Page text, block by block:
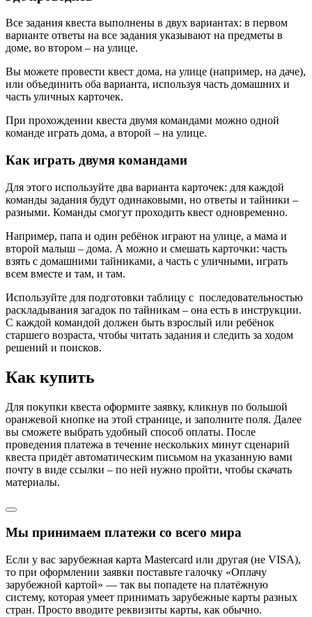
Все задания квеста выполнены в двух вариантах: в первом
варианте ответы на все задания указывают на предметы в
доме, во втором – на улице.
Вы можете провести квест дома, на улице (например, на даче),
или объединить оба варианта, используя часть домашних и
часть уличных карточек.
При прохождении квеста двумя командами можно одной
команде играть дома, а второй – на улице.
Как играть двумя командами
Для этого используйте два варианта карточек: для каждой
команды задания будут одинаковыми, но ответы и тайники –
разными. Команды смогут проходить квест одновременно.
Например, папа и один ребёнок играют на улице, а мама и
второй малыш – дома. А можно и смешать карточки: часть
взять с домашними тайниками, а часть с уличными, играть
всем вместе и там, и там.
Используйте для подготовки таблицу с последовательностью
раскладывания загадок по тайникам – она есть в инструкции.
С каждой командой должен быть взрослый или ребёнок
старшего возраста, чтобы читать задания и следить за ходом
решений и поисков.
Как купить
Для покупки квеста оформите заявку, кликнув по большой
оранжевой кнопке на этой странице, и заполните поля. Далее
вы сможете выбрать удобный способ оплаты. После
проведения платежа в течение нескольких минут сценарий
квеста придёт автоматическим письмом на указанную вами
почту в виде ссылки – по ней нужно пройти, чтобы скачать
материалы.
Мы принимаем платежи со всего мира
Если у вас зарубежная карта Mastercard или другая (не VISA),
то при оформлении заявки поставьте галочку «Оплачу
зарубежной картой» — так вы попадете на платёжную
систему, которая умеет принимать зарубежные карты разных
стран. Просто вводите реквизиты карты, как обычно.